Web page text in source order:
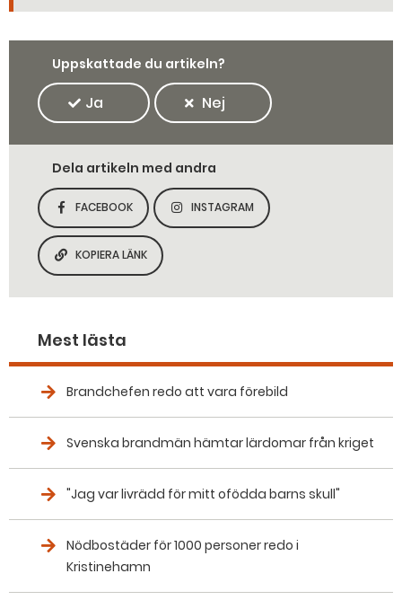
Uppskattade du artikeln?
Ja Nej
Dela artikeln med andra
DELA SIDAN PÅ
FACEBOOK
DELA SIDAN PÅ
INSTAGRAM
KOPIERA SIDANS LÄNK
KOPIERA LÄNK
Mest lästa
Brandchefen redo att vara förebild
Svenska brandmän hämtar lärdomar från kriget
"Jag var livrädd för mitt ofödda barns skull"
Nödbostäder för 1000 personer redo i
Kristinehamn